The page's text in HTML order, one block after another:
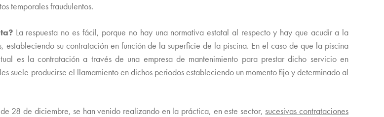
temporales fraudulentos.
La respuesta no es fácil, porque no hay una normativa estatal al respecto y hay que acudir a la
su contratación en función de la superficie de la piscina. En el caso de que la piscina
es la contratación a través de una empresa de mantenimiento para prestar dicho servicio en
suele producirse el llamamiento en dichos periodos estableciendo un momento fijo y determinado al
28 de diciembre, se han venido realizando en la práctica, en este sector, sucesivas contrataciones